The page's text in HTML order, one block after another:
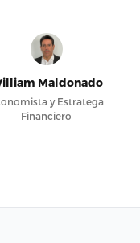
Maldonado
y Estratega
Financiero